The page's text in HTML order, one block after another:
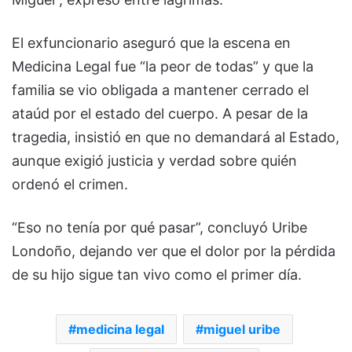
El exfuncionario aseguró que la escena en
Medicina Legal fue “la peor de todas” y que la
familia se vio obligada a mantener cerrado el
ataúd por el estado del cuerpo. A pesar de la
tragedia, insistió en que no demandará al Estado,
aunque exigió justicia y verdad sobre quién
ordenó el crimen.
“Eso no tenía por qué pasar”, concluyó Uribe
Londoño, dejando ver que el dolor por la pérdida
de su hijo sigue tan vivo como el primer día.
medicina legal miguel uribe